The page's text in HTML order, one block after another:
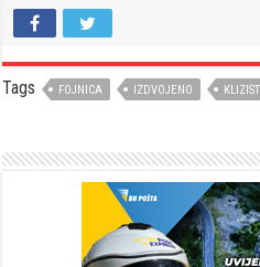
Tags FOJNICA IZDVOJENO